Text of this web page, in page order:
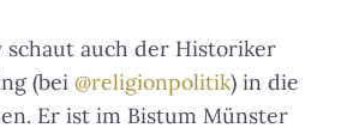
schaut auch der Historiker
(bei @religionpolitik) in die
Er ist im Bistum Münster